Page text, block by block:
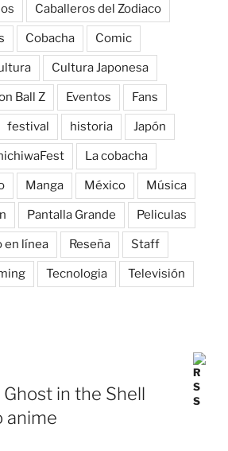
Caballeros del Zodiaco
Cobacha Comic
Cultura Japonesa
Ball Z Eventos Fans
festival historia Japón
La cobacha
Manga México Música
Pantalla Grande Peliculas
en línea Reseña Staff
Tecnologia Televisión
in the Shell
anime